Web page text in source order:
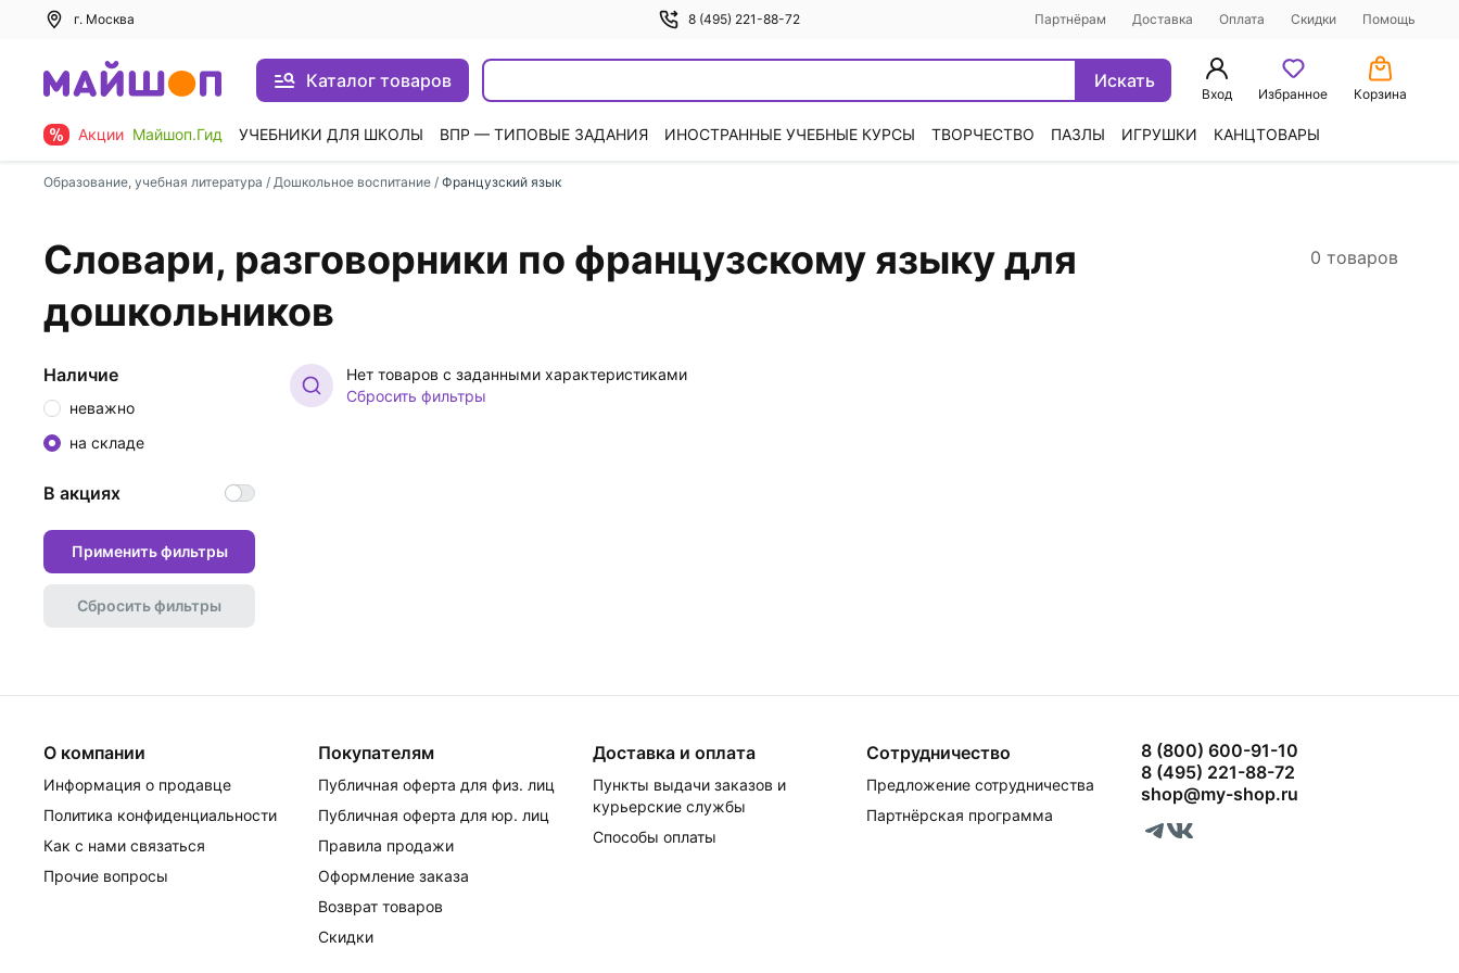
г. Москва 8 (495) 221-88-72 Партнёрам Доставка Оплата Скидки Помощь
Каталог товаров Искать
Вход Избранное Корзина
Акции Майшоп.Гид УЧЕБНИКИ ДЛЯ ШКОЛЫ ВПР — ТИПОВЫЕ ЗАДАНИЯ ИНОСТРАННЫЕ УЧЕБНЫЕ КУРСЫ ТВОРЧЕСТВО ПАЗЛЫ ИГРУШКИ КАНЦТОВАРЫ
Образование, учебная литература / Дошкольное воспитание / Французский язык
Словари, разговорники по французскому языку для
дошкольников
0 товаров
Нет товаров с заданными характеристиками
Сбросить фильтры
Наличие
неважно
на складе
В акциях
Применить фильтры
Сбросить фильтры
О компании
Информация о продавце
Политика конфиденциальности
Как с нами связаться
Прочие вопросы
Покупателям
Публичная оферта для физ. лиц
Публичная оферта для юр. лиц
Правила продажи
Оформление заказа
Возврат товаров
Скидки
Доставка и оплата
Пункты выдачи заказов и
курьерские службы
Способы оплаты
Сотрудничество
Предложение сотрудничества
Партнёрская программа
8 (800) 600-91-10
8 (495) 221-88-72
shop@my-shop.ru